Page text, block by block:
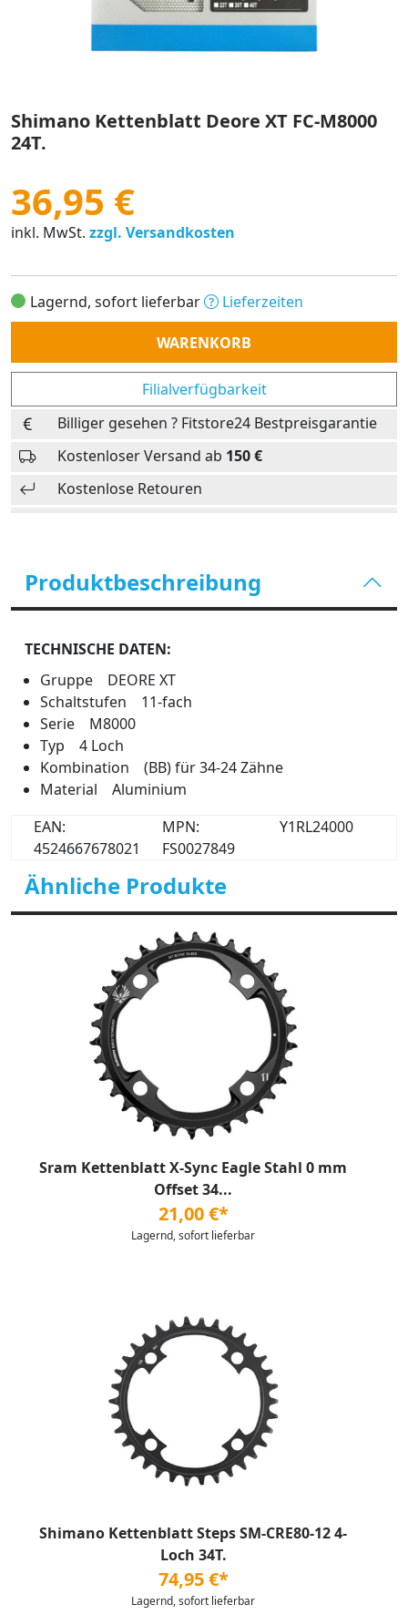
Shimano Kettenblatt Deore XT FC-M8000
24T.
36,95 €
inkl. MwSt. zzgl. Versandkosten
Lagernd, sofort lieferbar
Lieferzeiten
Anzahl
WARENKORB
Filialverfügbarkeit
Billiger gesehen ? Fitstore24 Bestpreisgarantie
Kostenloser Versand ab 150 €
Kostenlose Retouren
Produktbeschreibung
TECHNISCHE DATEN:
Gruppe DEORE XT
Schaltstufen 11-fach
Serie M8000
Typ 4 Loch
Kombination (BB) für 34-24 Zähne
Material Aluminium
EAN:
4524667678021
MPN:
FS0027849
Y1RL24000
Ähnliche Produkte
Sram Kettenblatt X-Sync Eagle Stahl 0 mm
Offset 34...
21,00 €*
Lagernd, sofort lieferbar
Shimano Kettenblatt Steps SM-CRE80-12 4-
Loch 34T.
74,95 €*
Lagernd, sofort lieferbar